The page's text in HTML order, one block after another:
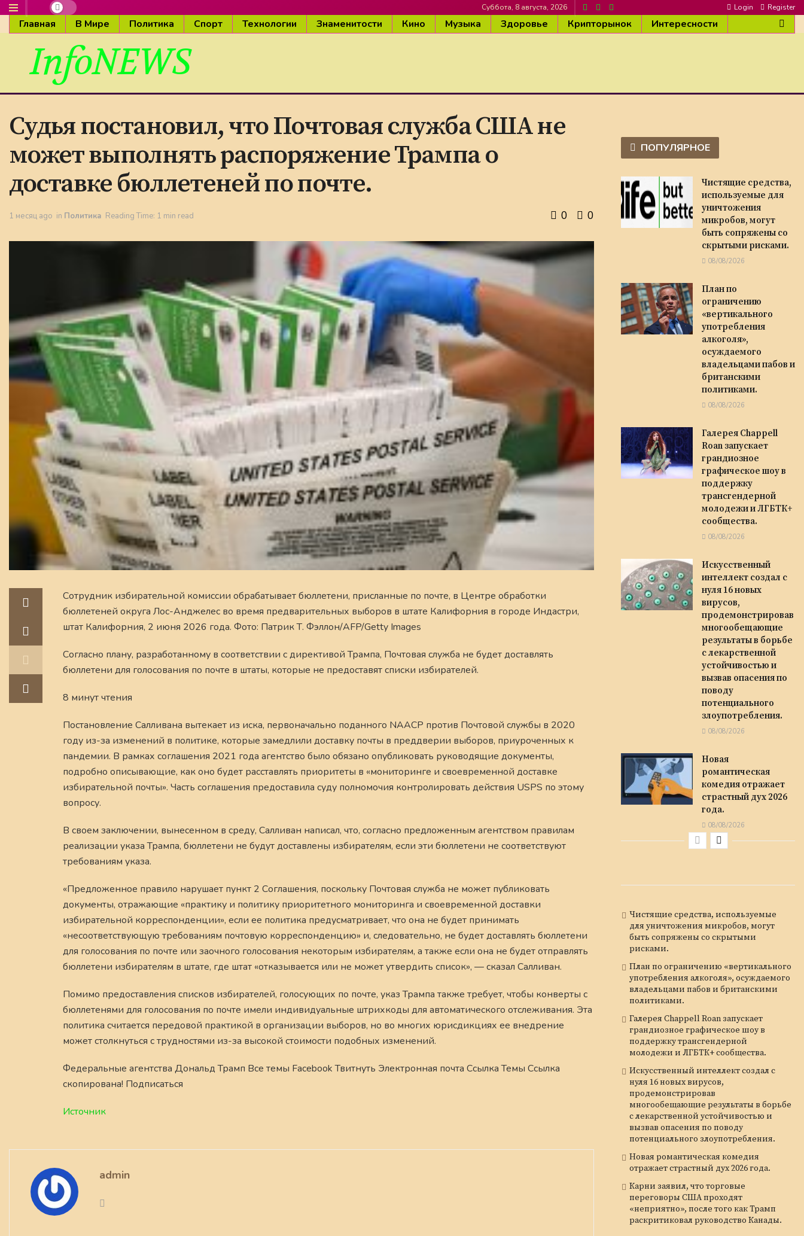
Суббота, 8 августа, 2026 Login Register
Главная В Мире Политика Спорт Технологии Знаменитости Кино Музыка Здоровье Крипторынок Интересности
InfoNEWS
Судья постановил, что Почтовая служба США не
может выполнять распоряжение Трампа о
доставке бюллетеней по почте.
1 месяц ago in Политика Reading Time: 1 min read 0 0
Сотрудник избирательной комиссии обрабатывает бюллетени, присланные по почте, в Центре обработки
бюллетеней округа Лос-Анджелес во время предварительных выборов в штате Калифорния в городе Индастри,
штат Калифорния, 2 июня 2026 года. Фото: Патрик Т. Фэллон/AFP/Getty Images
Согласно плану, разработанному в соответствии с директивой Трампа, Почтовая служба не будет доставлять
бюллетени для голосования по почте в штаты, которые не предоставят списки избирателей.
8 минут чтения
Постановление Салливана вытекает из иска, первоначально поданного NAACP против Почтовой службы в 2020
году из-за изменений в политике, которые замедлили доставку почты в преддверии выборов, приуроченных к
пандемии. В рамках соглашения 2021 года агентство было обязано опубликовать руководящие документы,
подробно описывающие, как оно будет расставлять приоритеты в «мониторинге и своевременной доставке
избирательной почты». Часть соглашения предоставила суду полномочия контролировать действия USPS по этому
вопросу.
В своем заключении, вынесенном в среду, Салливан написал, что, согласно предложенным агентством правилам
реализации указа Трампа, бюллетени не будут доставлены избирателям, если эти бюллетени не соответствуют
требованиям указа.
«Предложенное правило нарушает пункт 2 Соглашения, поскольку Почтовая служба не может публиковать
документы, отражающие «практику и политику приоритетного мониторинга и своевременной доставки
избирательной корреспонденции», если ее политика предусматривает, что она не будет принимать
«несоответствующую требованиям почтовую корреспонденцию» и, следовательно, не будет доставлять бюллетени
для голосования по почте или заочного голосования некоторым избирателям, а также если она не будет отправлять
бюллетени избирателям в штате, где штат «отказывается или не может утвердить список», — сказал Салливан.
Помимо предоставления списков избирателей, голосующих по почте, указ Трампа также требует, чтобы конверты с
бюллетенями для голосования по почте имели индивидуальные штрихкоды для автоматического отслеживания. Эта
политика считается передовой практикой в организации выборов, но во многих юрисдикциях ее внедрение
может столкнуться с трудностями из-за высокой стоимости подобных изменений.
Федеральные агентства Дональд Трамп Все темы Facebook Твитнуть Электронная почта Ссылка Темы Ссылка
скопирована! Подписаться
Источник
admin
ПОПУЛЯРНОЕ
Чистящие средства,
используемые для
уничтожения
микробов, могут
быть сопряжены со
скрытыми рисками.
08/08/2026
План по
ограничению
«вертикального
употребления
алкоголя»,
осуждаемого
владельцами пабов и
британскими
политиками.
08/08/2026
Галерея Chappell
Roan запускает
грандиозное
графическое шоу в
поддержку
трансгендерной
молодежи и ЛГБТК+
сообщества.
08/08/2026
Искусственный
интеллект создал с
нуля 16 новых
вирусов,
продемонстрировав
многообещающие
результаты в борьбе
с лекарственной
устойчивостью и
вызвав опасения по
поводу
потенциального
злоупотребления.
08/08/2026
Новая
романтическая
комедия отражает
страстный дух 2026
года.
08/08/2026
Чистящие средства, используемые
для уничтожения микробов, могут
быть сопряжены со скрытыми
рисками.
План по ограничению «вертикального
употребления алкоголя», осуждаемого
владельцами пабов и британскими
политиками.
Галерея Chappell Roan запускает
грандиозное графическое шоу в
поддержку трансгендерной
молодежи и ЛГБТК+ сообщества.
Искусственный интеллект создал с
нуля 16 новых вирусов,
продемонстрировав
многообещающие результаты в борьбе
с лекарственной устойчивостью и
вызвав опасения по поводу
потенциального злоупотребления.
Новая романтическая комедия
отражает страстный дух 2026 года.
Карни заявил, что торговые
переговоры США проходят
«неприятно», после того как Трамп
раскритиковал руководство Канады.